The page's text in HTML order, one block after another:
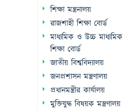
শিক্ষা মন্ত্রনালয়
রাজশাহী শিক্ষা বোর্ড
মাধ্যমিক ও উচ্চ মাধ্যমিক
শিক্ষা বোর্ড
জাতীয় বিশ্ববিদ্যালয়
জনপ্রশাসন মন্ত্রণালয়
প্রধানমন্ত্রীর কার্যালয়
মুক্তিযুদ্ধ বিষয়ক মন্ত্রণালয়